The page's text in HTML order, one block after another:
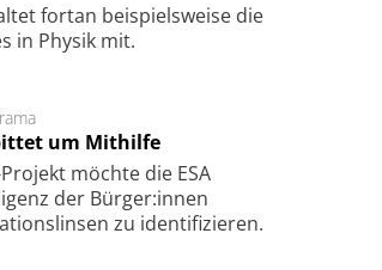
fort­an bei­spiels­wei­se die
in Phy­sik mit.
bittet um Mithilfe
möchte die ESA
der Bürger:innen
zu identifizieren.